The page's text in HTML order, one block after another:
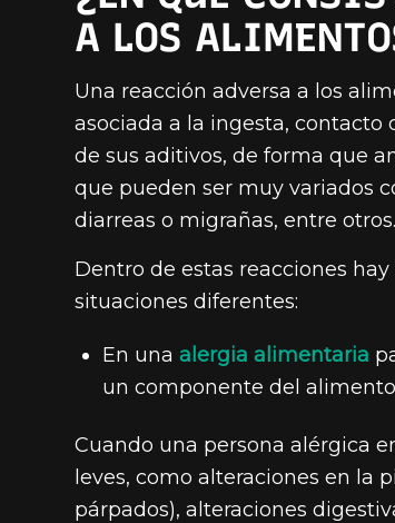
A LOS
Una reacción adversa a los
asociada a la ingesta,
de sus aditivos, de forma que
que pueden ser muy variados
diarreas o migrañas, entre otros.
Dentro de estas reacciones
situaciones diferentes:
En una alergia alimentaria
un componente del
Cuando una persona alérgica
leves, como alteraciones en la
párpados), alteraciones